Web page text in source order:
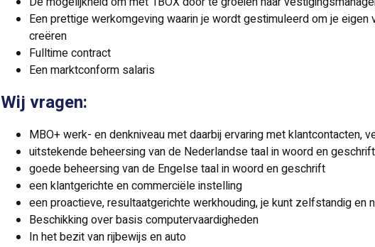
Een prettige werkomgeving waarin je wordt gestimuleerd om je
creëren
Fulltime contract
Een marktconform salaris
Wij vragen:
MBO+ werk- en denkniveau met daarbij ervaring met klantcontacten,
uitstekende beheersing van de Nederlandse taal in woord en geschrift
goede beheersing van de Engelse taal in woord en geschrift
een klantgerichte en commerciële instelling
een proactieve, resultaatgerichte werkhouding, je kunt zelfstandig en
Beschikking over basis computervaardigheden
In het bezit van rijbewijs en auto